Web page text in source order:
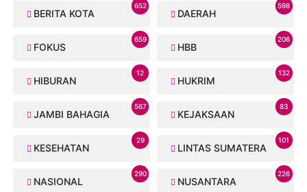
BERITA KOTA
652
DAERAH
598
FOKUS
659
HBB
206
HIBURAN
12
HUKRIM
132
JAMBI BAHAGIA
567
KEJAKSAAN
83
KESEHATAN
29
LINTAS SUMATERA
101
NASIONAL
290
NUSANTARA
226